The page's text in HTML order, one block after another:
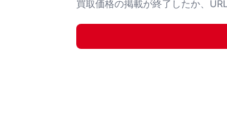
買取価格の掲載が終了したか、